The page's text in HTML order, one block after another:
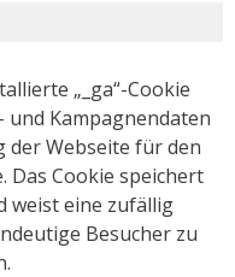
„_ga“-Cookie
und Kampagnendaten
der Webseite für den
Das Cookie speichert
weist eine zufällig
Besucher zu